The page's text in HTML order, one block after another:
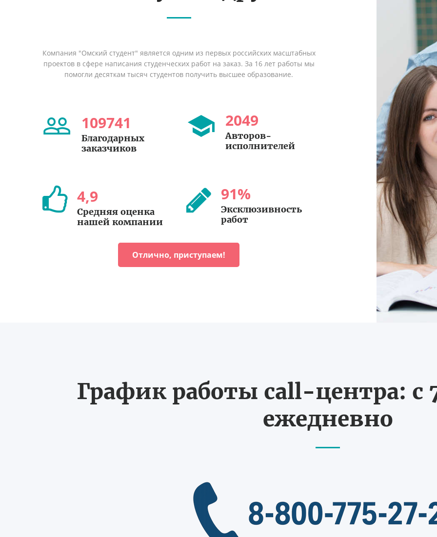
Компания "Омский студент" является одним из первых российских масштабных
проектов в сфере написания студенческих работ на заказ. За 16 лет работы мы
помогли десяткам тысяч студентов получить высшее образование.
109741
Благодарных
заказчиков
2049
Авторов-
исполнителей
4,9
Средняя оценка
нашей компании
91%
Эксклюзивность
работ
Отлично, приступаем!
График работы call-центра: с
ежедневно